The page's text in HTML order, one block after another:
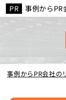
事例から
事例からPR会社の